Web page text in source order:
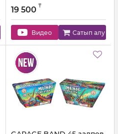
19 500 ₸
Видео Сатып алу